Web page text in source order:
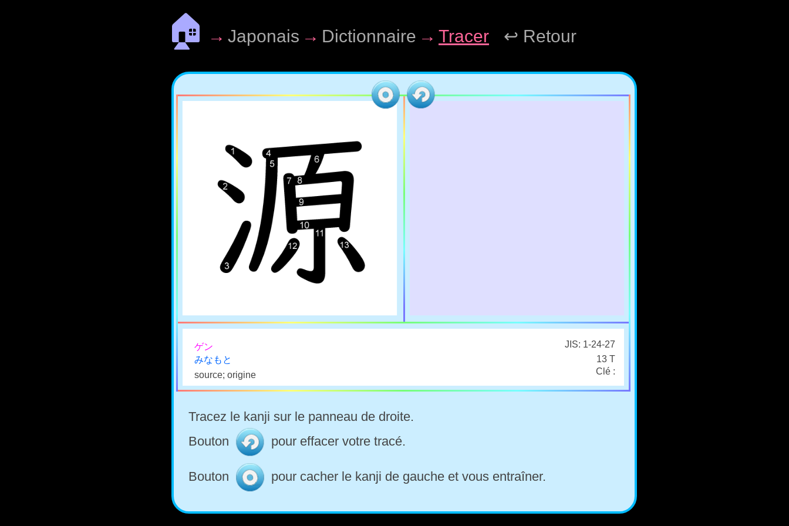
🏠 → Japonais → Dictionnaire → Tracer ↩ Retour
ゲン
JIS: 1-24-27
みなもと
13 T
source; origine
Clé :
Tracez le kanji sur le panneau de droite.
Bouton
pour effacer votre tracé.
Bouton pour cacher le kanji de gauche et vous entraîner.